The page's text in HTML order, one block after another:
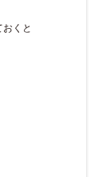
くと